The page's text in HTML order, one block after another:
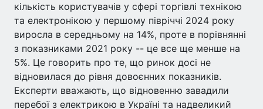
кількість користувачів у сфері торгівлі технікою
та електронікою у першому півріччі 2024 року
виросла в середньому на 14%, проте в порівнянні
з показниками 2021 року -- це все ще менше на
5%. Це говорить про те, що ринок досі не
відновилася до рівня довоєнних показників.
Експерти вважають, що відновенню завадили
перебої з електрикою в Україні та надвеликий